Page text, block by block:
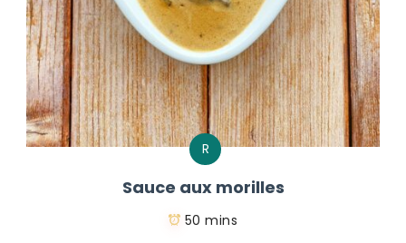
R
Sauce aux morilles
50 mins